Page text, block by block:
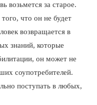
возьмется за старое.
что он не будет
возвращается в
знаний, которые
он может не
соупотребителей.
поступать в любых,